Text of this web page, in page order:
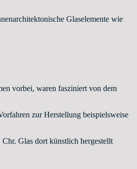
Glaselemente wie
vorbei, waren fasziniert von dem
zur Herstellung beispielsweise
Glas dort künstlich hergestellt